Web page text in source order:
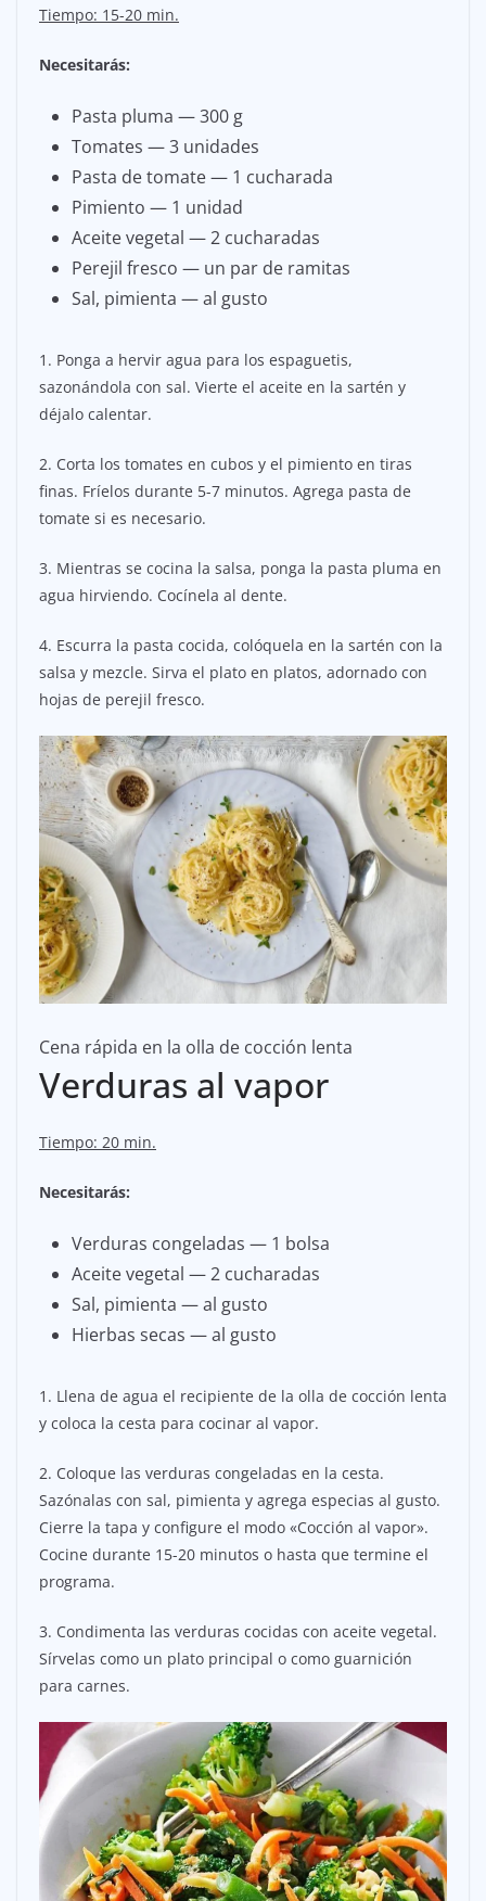
Tiempo: 15-20 min.
Necesitarás:
Pasta pluma — 300 g
Tomates — 3 unidades
Pasta de tomate — 1 cucharada
Pimiento — 1 unidad
Aceite vegetal — 2 cucharadas
Perejil fresco — un par de ramitas
Sal, pimienta — al gusto
1. Ponga a hervir agua para los espaguetis,
sazonándola con sal. Vierte el aceite en la sartén y
déjalo calentar.
2. Corta los tomates en cubos y el pimiento en tiras
finas. Fríelos durante 5-7 minutos. Agrega pasta de
tomate si es necesario.
3. Mientras se cocina la salsa, ponga la pasta pluma en
agua hirviendo. Cocínela al dente.
4. Escurra la pasta cocida, colóquela en la sartén con la
salsa y mezcle. Sirva el plato en platos, adornado con
hojas de perejil fresco.
Cena rápida en la olla de cocción lenta
Verduras al vapor
Tiempo: 20 min.
Necesitarás:
Verduras congeladas — 1 bolsa
Aceite vegetal — 2 cucharadas
Sal, pimienta — al gusto
Hierbas secas — al gusto
1. Llena de agua el recipiente de la olla de cocción lenta
y coloca la cesta para cocinar al vapor.
2. Coloque las verduras congeladas en la cesta.
Sazónalas con sal, pimienta y agrega especias al gusto.
Cierre la tapa y configure el modo «Cocción al vapor».
Cocine durante 15-20 minutos o hasta que termine el
programa.
3. Condimenta las verduras cocidas con aceite vegetal.
Sírvelas como un plato principal o como guarnición
para carnes.